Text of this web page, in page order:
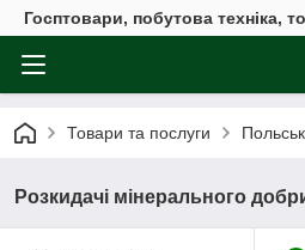
Госптовари, побутова техніка,
Товари та послуги
Розкидачі мінерального